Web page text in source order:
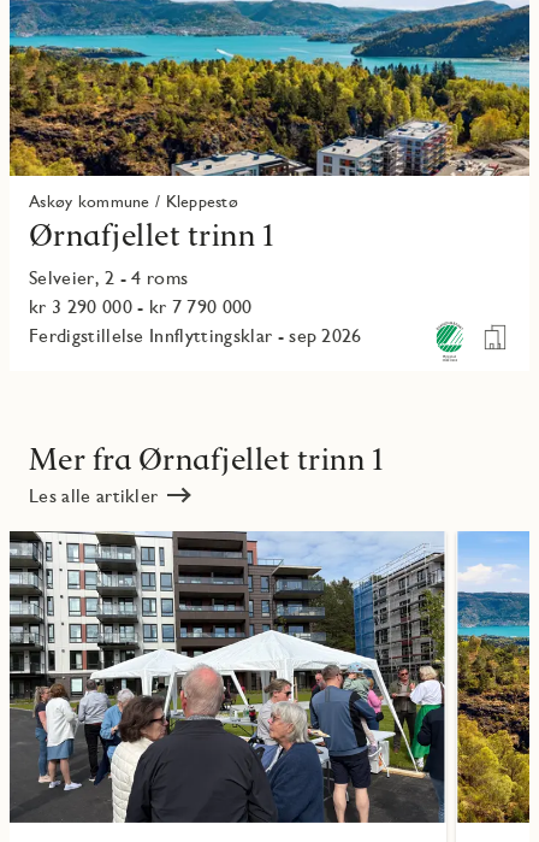
Askøy kommune / Kleppestø
Ørnafjellet trinn 1
Selveier, 2 - 4 roms
kr 3 290 000 - kr 7 790 000
Ferdigstillelse Innflyttingsklar - sep 2026
Mer fra Ørnafjellet trinn 1
Les alle artikler